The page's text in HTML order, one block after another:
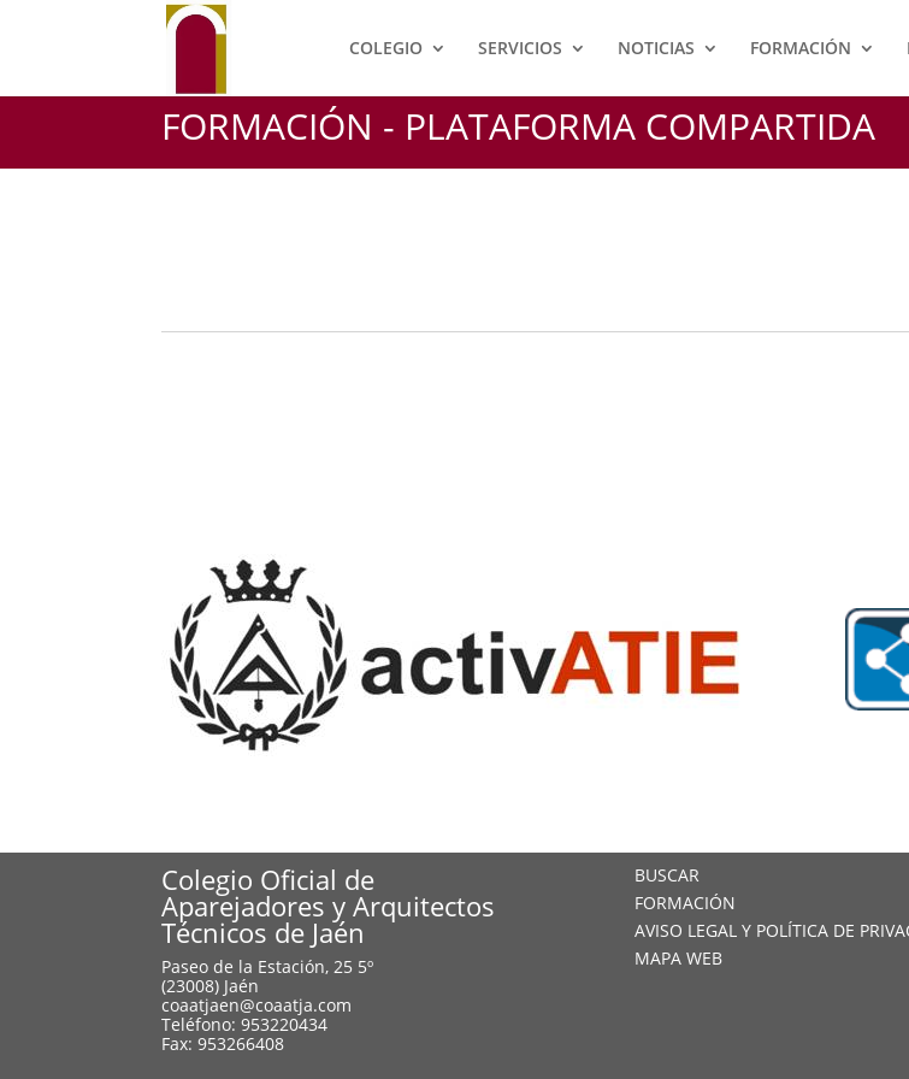
COLEGIO SERVICIOS NOTICIAS FORMACIÓN
FORMACIÓN - PLATAFORMA COMPARTIDA
Colegio Oficial de
Aparejadores y Arquitectos
Técnicos de Jaén
Paseo de la Estación, 25 5º
(23008) Jaén
coaatjaen@coaatja.com
Teléfono: 953220434
Fax: 953266408
BUSCAR
FORMACIÓN
AVISO LEGAL Y POLÍTICA DE
MAPA WEB